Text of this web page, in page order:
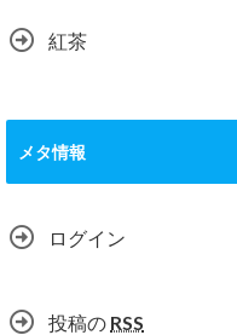
紅茶
メタ情報
ログイン
投稿の RSS